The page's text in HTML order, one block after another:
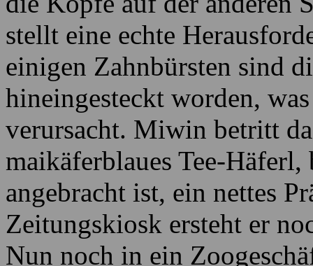
stellt eine echte
einigen Zahnbürsten sind
hineingesteckt worden,
verursacht. Miwin betritt
maikäferblaues Tee-
angebracht ist, ein nettes
Zeitungskiosk ersteht er
Nun noch in ein